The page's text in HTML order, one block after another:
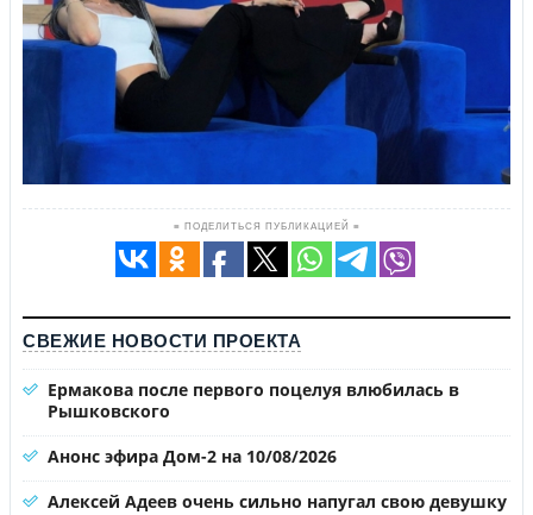
≡ ПОДЕЛИТЬСЯ ПУБЛИКАЦИЕЙ ≡
СВЕЖИЕ НОВОСТИ ПРОЕКТА
Ермакова после первого поцелуя влюбилась в
Рышковского
Анонс эфира Дом-2 на 10/08/2026
Алексей Адеев очень сильно напугал свою девушку